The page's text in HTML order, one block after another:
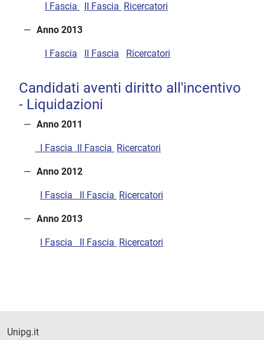
I Fascia II Fascia Ricercatori
Anno 2013
I Fascia II Fascia Ricercatori
Candidati aventi diritto all'incentivo
- Liquidazioni
Anno 2011
I Fascia II Fascia Ricercatori
Anno 2012
I Fascia II Fascia Ricercatori
Anno 2013
I Fascia II Fascia Ricercatori
Unipg.it